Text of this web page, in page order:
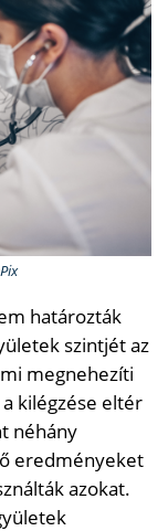
határozták
szintjét az
megnehezíti
kilégzése eltér
néhány
eredményeket
azokat.